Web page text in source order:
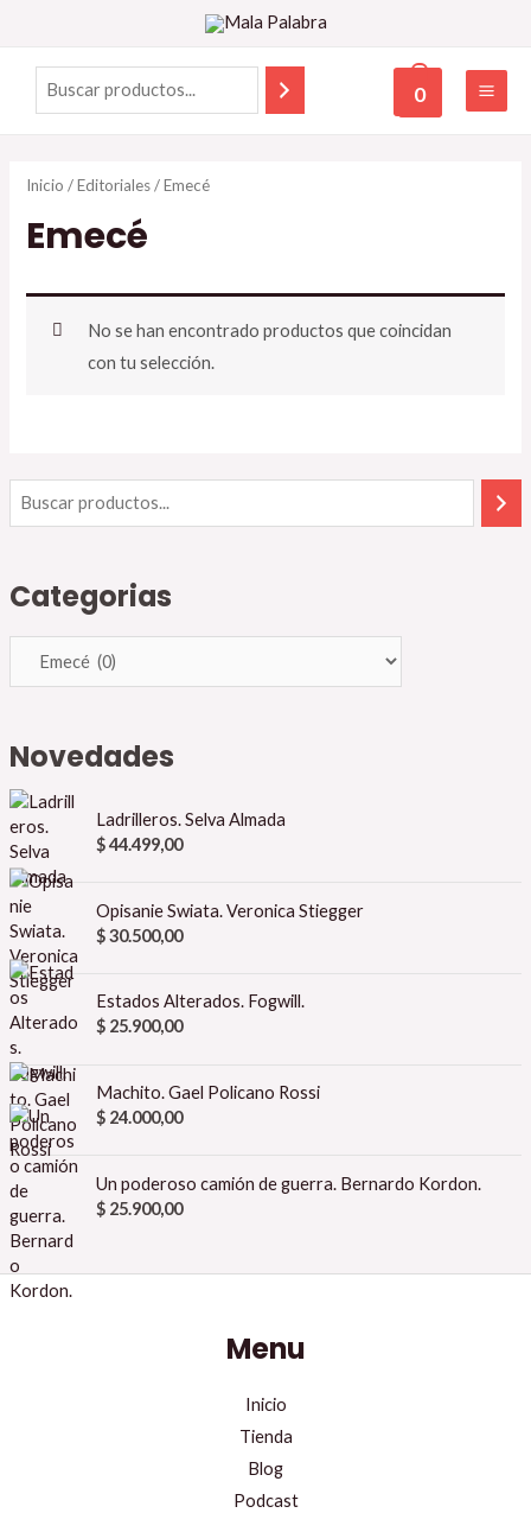
0
Categorias
Novedades
Ladrilleros. Selva Almada
$44.499,00
Opisanie Swiata. Veronica Stiegger
$30.500,00
Estados Alterados. Fogwill.
$25.900,00
Machito. Gael Policano Rossi
$24.000,00
Un poderoso camión de guerra. Bernardo Kordon.
$25.900,00
Inicio /Editoriales/ Emecé
Emecé
No se han encontrado productos que coincidan
con tu selección.
Menu
Inicio
Tienda
Blog
Podcast